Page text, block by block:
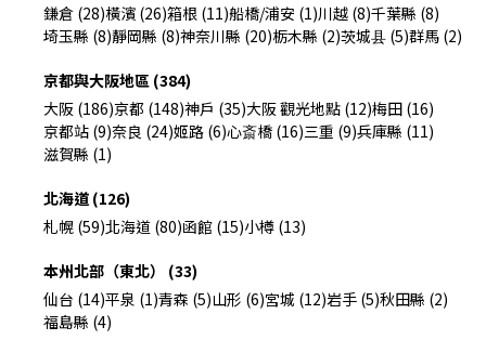
鎌倉 (28)橫濱 (26)箱根 (11)船橋/浦安 (1)川越 (8)千葉縣 (8)
埼玉縣 (8)靜岡縣 (8)神奈川縣 (20)栃木縣 (2)茨城县 (5)群馬 (2)
京都與大阪地區 (384)
大阪 (186)京都 (148)神戶 (35)大阪 觀光地點 (12)梅田 (16)
京都站 (9)奈良 (24)姬路 (6)心斎橋 (16)三重 (9)兵庫縣 (11)
滋賀縣 (1)
北海道 (126)
札幌 (59)北海道 (80)函館 (15)小樽 (13)
本州北部（東北） (33)
仙台 (14)平泉 (1)青森 (5)山形 (6)宮城 (12)岩手 (5)秋田縣 (2)
福島縣 (4)